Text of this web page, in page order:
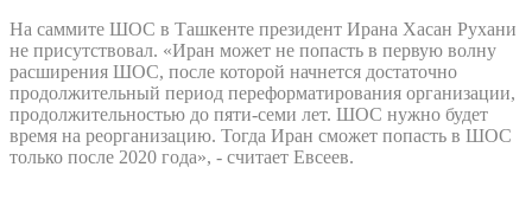
На саммите ШОС в Ташкенте президент Ирана Хасан Рухани
не присутствовал. «Иран может не попасть в первую волну
расширения ШОС, после которой начнется достаточно
продолжительный период переформатирования организации,
продолжительностью до пяти-семи лет. ШОС нужно будет
время на реорганизацию. Тогда Иран сможет попасть в ШОС
только после 2020 года», - считает Евсеев.